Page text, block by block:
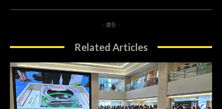
- 廣告 -
Related Articles